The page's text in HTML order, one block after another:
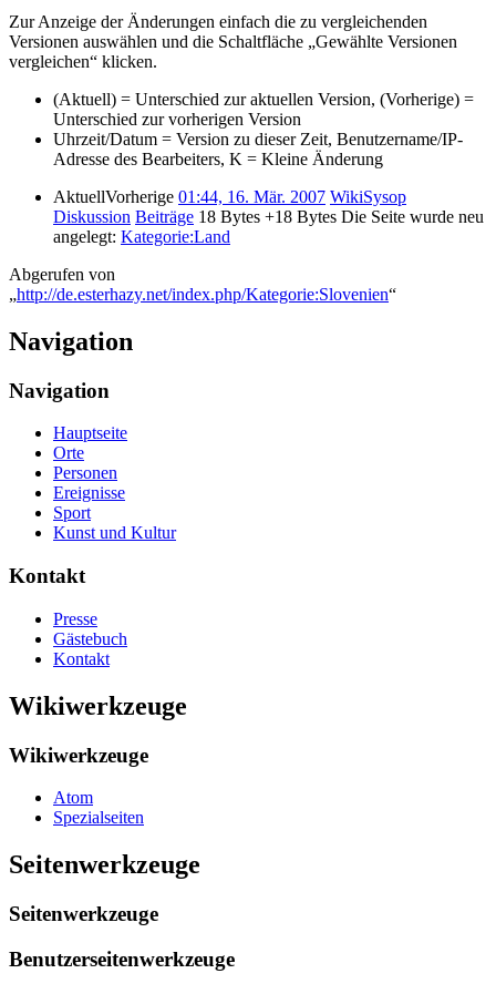
Zur Anzeige der Änderungen einfach die zu vergleichenden
Versionen auswählen und die Schaltfläche „Gewählte Versionen
vergleichen“ klicken.
(Aktuell) = Unterschied zur aktuellen Version, (Vorherige) =
Unterschied zur vorherigen Version
Uhrzeit/Datum = Version zu dieser Zeit, Benutzername/IP-
Adresse des Bearbeiters, K = Kleine Änderung
AktuellVorherige 01:44, 16. Mär. 2007 WikiSysop
Diskussion Beiträge 18 Bytes +18 Bytes Die Seite wurde neu
angelegt: Kategorie:Land
Abgerufen von
„http://de.esterhazy.net/index.php/Kategorie:Slovenien“
Navigation
Navigation
Hauptseite
Orte
Personen
Ereignisse
Sport
Kunst und Kultur
Kontakt
Presse
Gästebuch
Kontakt
Wikiwerkzeuge
Wikiwerkzeuge
Atom
Spezialseiten
Seitenwerkzeuge
Seitenwerkzeuge
Benutzerseitenwerkzeuge